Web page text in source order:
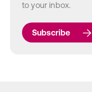
to your inbox.
Subscribe